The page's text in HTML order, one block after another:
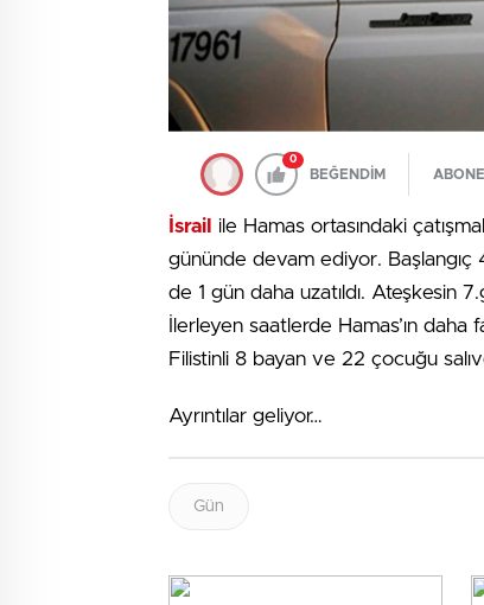
0
BEĞENDİM
İsrail ile Hamas ortasındaki
gününde devam ediyor. Başlangıç
de 1 gün daha uzatıldı. Ateşkesin
İlerleyen saatlerde Hamas’ın
Filistinli 8 bayan ve 22 çocuğu
Ayrıntılar geliyor…
Gün